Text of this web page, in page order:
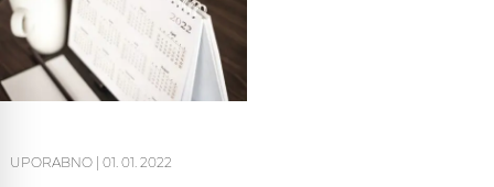
UPORABNO 01. 01. 2022